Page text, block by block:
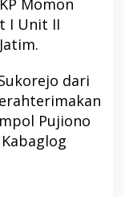
I Unit II
dari
Pujiono